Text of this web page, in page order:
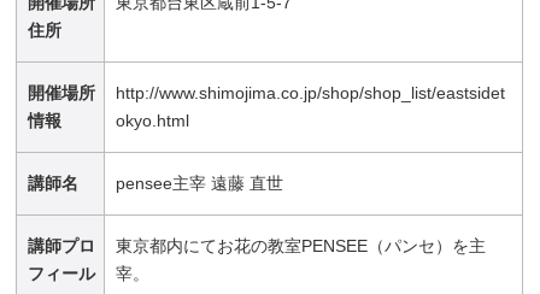
住所
開催場所
情報
http://www.shimojima.co.jp/shop/shop_list/eastsidet
okyo.html
講師名 pensee主宰 遠藤 直世
講師プロ
フィール
東京都内にてお花の教室PENSEE（パンセ）を主
宰。